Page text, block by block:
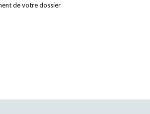
de votre dossier